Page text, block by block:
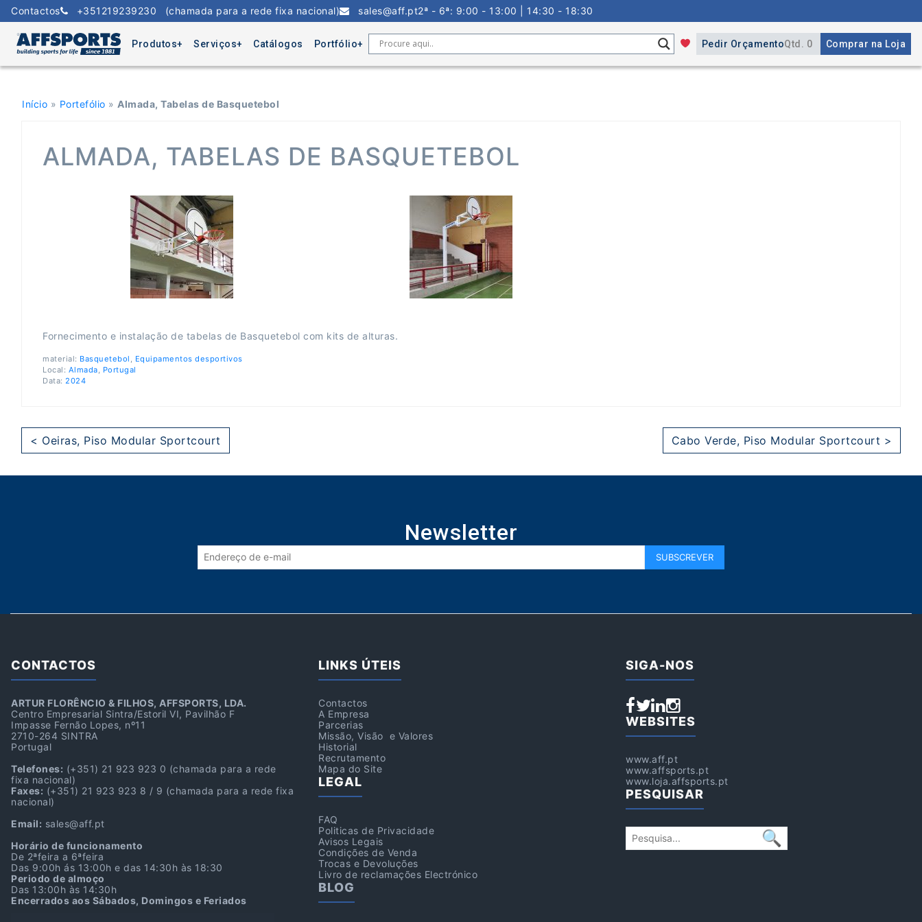
Skip
Contactos +351219239230 (chamada para a rede fixa nacional) sales@aff.pt2ª - 6ª: 9:00 - 13:00 | 14:30 - 18:30
Produtos Serviços Catálogos Portfólio Pedir OrçamentoQtd. 0 Comprar na Loja
Início » Portefólio » Almada, Tabelas de Basquetebol
ALMADA, TABELAS DE BASQUETEBOL
Fornecimento e instalação de tabelas de Basquetebol com kits de alturas.
material: Basquetebol , Equipamentos desportivos
Local: Almada, Portugal
Data: 2024
< Oeiras, Piso Modular Sportcourt Cabo Verde, Piso Modular Sportcourt >
Newsletter
CONTACTOS
ARTUR FLORÊNCIO & FILHOS, AFFSPORTS, LDA.
Centro Empresarial Sintra/Estoril VI, Pavilhão F
Impasse Fernão Lopes, nº11
2710-264 SINTRA
Portugal
Telefones: (+351) 21 923 923 0 (chamada para a rede
fixa nacional)
Faxes: (+351) 21 923 923 8 / 9 (chamada para a rede fixa
nacional)
Email: sales@aff.pt
Horário de funcionamento
De 2ªfeira a 6ªfeira
Das 9:00h ás 13:00h e das 14:30h às 18:30
Periodo de almoço
Das 13:00h às 14:30h
Encerrados aos Sábados, Domingos e Feriados
LINKS ÚTEIS
Contactos
A Empresa
Parcerias
Missão, Visão e Valores
Historial
Recrutamento
Mapa do Site
LEGAL
FAQ
Politicas de Privacidade
Avisos Legais
Condições de Venda
Trocas e Devoluções
Livro de reclamações Electrónico
BLOG
SIGA-NOS
WEBSITES
www.aff.pt
www.affsports.pt
www.loja.affsports.pt
PESQUISAR